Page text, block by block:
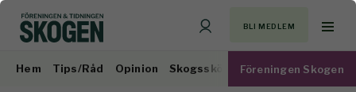
BLI MEDLEM
Hem Tips/Råd Opinion Skogsskötsel Virkesmarknad
Föreningen Skogen